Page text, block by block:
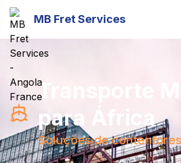
Passer au contenu principal
MB Fret Services
Transporte
para África
Soluções de